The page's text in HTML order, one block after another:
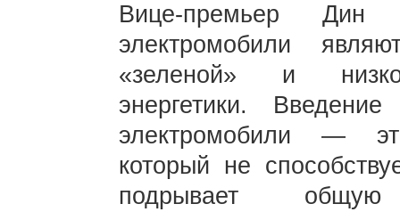
Вице-премьер Дин
электромобили
«зеленой» и
энергетики.
электромобили —
который не
подрывает общую